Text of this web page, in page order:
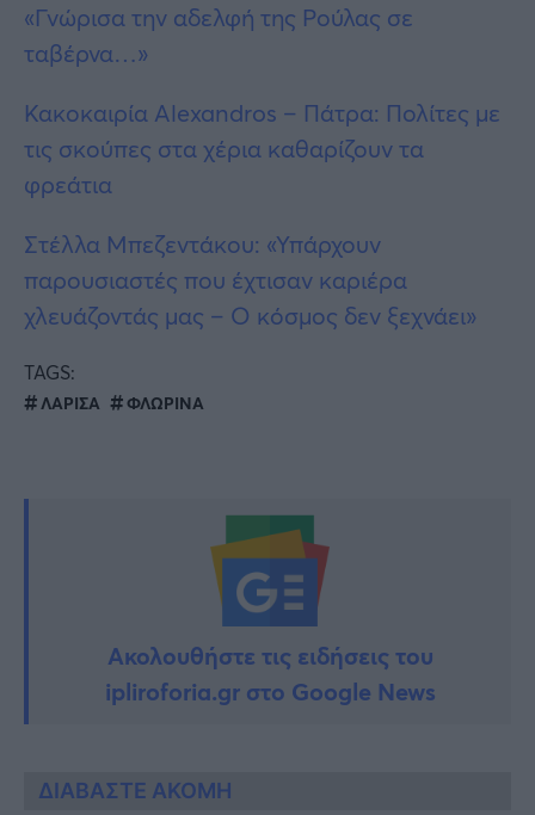
«Γνώρισα την αδελφή της Ρούλας σε
ταβέρνα…»
Κακοκαιρία Alexandros – Πάτρα: Πολίτες με
τις σκούπες στα χέρια καθαρίζουν τα
φρεάτια
Στέλλα Μπεζεντάκου: «Υπάρχουν
παρουσιαστές που έχτισαν καριέρα
χλευάζοντάς μας – Ο κόσμος δεν ξεχνάει»
TAGS:
ΛΑΡΙΣΑ ΦΛΩΡΙΝΑ
Ακολουθήστε τις ειδήσεις του
ipliroforia.gr στο Google News
ΔΙΑΒΑΣΤΕ ΑΚΟΜΗ